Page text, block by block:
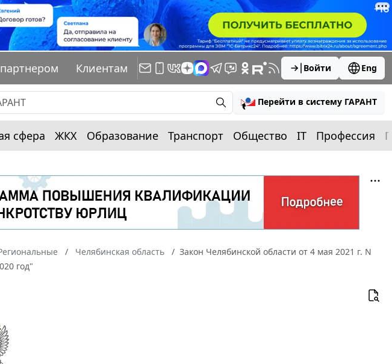
Клиентам Войти Eng
Перейти в систему ГАРАНТ
сфера ЖКХ Образование Транспорт Общество IT Профессия
Челябинская область
Закон Челябинской области от 4 мая 2021 г. N
год"